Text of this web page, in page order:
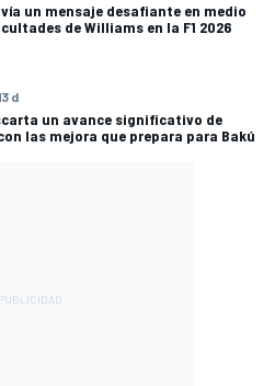
un mensaje desafiante en medio
de Williams en la F1 2026
3 d
un avance significativo de
las mejora que prepara para Bakú